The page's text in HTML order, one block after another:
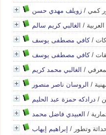
كمي / زويلف مهدي حسن
/ الغالبي كريم سالم
/كافي مصطفى يوسف
/كافي مصطفى يوسف
/ الغالبي محمد كريم
/ الروسان ناصر منصور
/ درادكه حمزة عبد الحليم
/ العبيدي فاضل محمد
وتطور / إبراهيم إيهاب